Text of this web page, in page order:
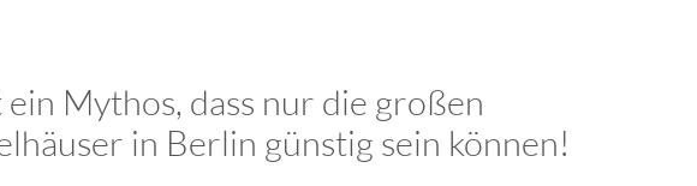
ein Mythos, dass nur die großen
in Berlin günstig sein können!